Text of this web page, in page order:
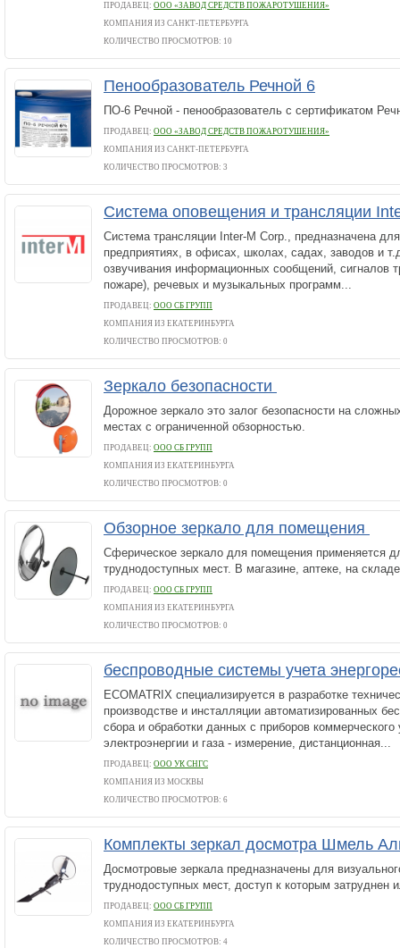
ПРОДАВЕЦ: ООО «ЗАВОД СРЕДСТВ ПОЖАРОТУШЕНИЯ»
КОМПАНИЯ ИЗ САНКТ-ПЕТЕРБУРГА
КОЛИЧЕСТВО ПРОСМОТРОВ: 10
Пенообразователь Речной 6
ПО-6 Речной - пенообразователь с сертификатом
ПРОДАВЕЦ: ООО «ЗАВОД СРЕДСТВ ПОЖАРОТУШЕНИЯ»
КОМПАНИЯ ИЗ САНКТ-ПЕТЕРБУРГА
КОЛИЧЕСТВО ПРОСМОТРОВ: 3
Система оповещения и трансляции
Система трансляции Inter-M Corp., предназначена
предприятиях, в офисах, школах, садах, заводов и
озвучивания информационных сообщений, сигналов
пожаре), речевых и музыкальных программ...
ПРОДАВЕЦ: ООО СБ ГРУПП
КОМПАНИЯ ИЗ ЕКАТЕРИНБУРГА
КОЛИЧЕСТВО ПРОСМОТРОВ: 0
Зеркало безопасности
Дорожное зеркало это залог безопасности на
местах с ограниченной обзорностью.
ПРОДАВЕЦ: ООО СБ ГРУПП
КОМПАНИЯ ИЗ ЕКАТЕРИНБУРГА
КОЛИЧЕСТВО ПРОСМОТРОВ: 0
Обзорное зеркало для помещения
Сферическое зеркало для помещения применяется
труднодоступных мест. В магазине, аптеке, на
ПРОДАВЕЦ: ООО СБ ГРУПП
КОМПАНИЯ ИЗ ЕКАТЕРИНБУРГА
КОЛИЧЕСТВО ПРОСМОТРОВ: 0
беспроводные системы учета
ECOMATRIX специализируется в разработке
производстве и инсталляции автоматизированных
сбора и обработки данных с приборов
электроэнергии и газа - измерение, дистанционная...
ПРОДАВЕЦ: ООО УК СНГС
КОМПАНИЯ ИЗ МОСКВЫ
КОЛИЧЕСТВО ПРОСМОТРОВ: 6
Комплекты зеркал досмотра Шмель
Досмотровые зеркала предназначены для
труднодоступных мест, доступ к которым затруднен
ПРОДАВЕЦ: ООО СБ ГРУПП
КОМПАНИЯ ИЗ ЕКАТЕРИНБУРГА
КОЛИЧЕСТВО ПРОСМОТРОВ: 4